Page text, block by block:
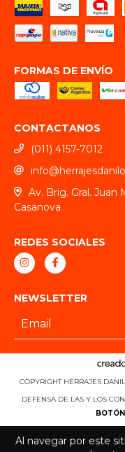
Al navegar por este
FORMAS DE ENVÍO
CONTACTANOS
(011) 4157-7012
Av. Brig. Gral. Juan
Casanova
REDES SOCIALES
NEWSLETTER
COPYRIGHT HERRAJES
DEFENSA DE LAS Y LOS